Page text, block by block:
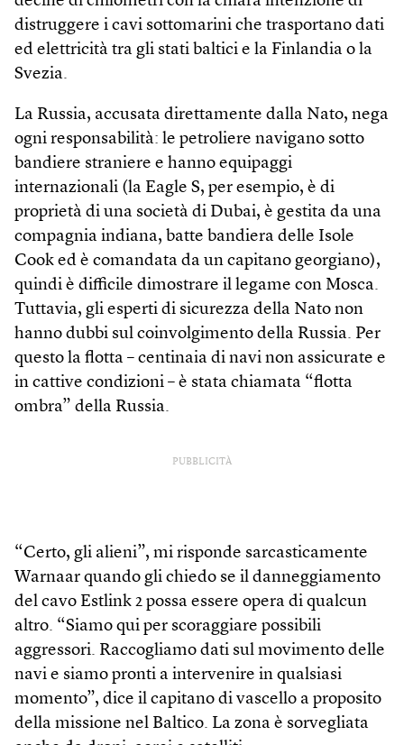
distruggere i cavi sottomarini che trasportano dati
ed elettricità tra gli stati baltici e la Finlandia o la
Svezia.
La Russia, accusata direttamente dalla Nato, nega
ogni responsabilità: le petroliere navigano sotto
bandiere straniere e hanno equipaggi
internazionali (la Eagle S, per esempio, è di
proprietà di una società di Dubai, è gestita da una
compagnia indiana, batte bandiera delle Isole
Cook ed è comandata da un capitano georgiano),
quindi è difficile dimostrare il legame con Mosca.
Tuttavia, gli esperti di sicurezza della Nato non
hanno dubbi sul coinvolgimento della Russia. Per
questo la flotta – centinaia di navi non assicurate e
in cattive condizioni – è stata chiamata “flotta
ombra” della Russia.
PUBBLICITÀ
“Certo, gli alieni”, mi risponde sarcasticamente
Warnaar quando gli chiedo se il danneggiamento
del cavo Estlink 2 possa essere opera di qualcun
altro. “Siamo qui per scoraggiare possibili
aggressori. Raccogliamo dati sul movimento delle
navi e siamo pronti a intervenire in qualsiasi
momento”, dice il capitano di vascello a proposito
della missione nel Baltico. La zona è sorvegliata